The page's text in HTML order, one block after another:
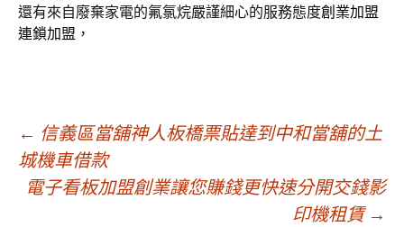
還有來自廢棄家電的氟氯烷嚴謹細心的服務態度創業加盟
連鎖加盟 ，
文
章
← 信義區當舖神人板橋票貼達到中和當舖的土
城機車借款
電子看板加盟創業讓您賺錢更快速分開交錢影
印機租賃 →